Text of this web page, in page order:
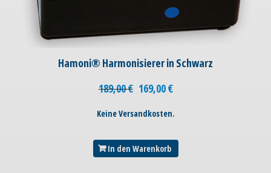
Hamoni® Harmonisierer in Schwarz
189,00€ 169,00€
Keine Versandkosten.
In den Warenkorb